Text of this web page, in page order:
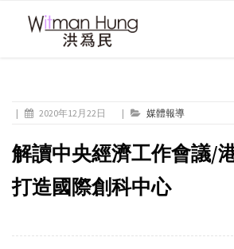
| 2020年12月22日 | 媒體報導
解讀中央經濟工作會議/
打造國際創科中心